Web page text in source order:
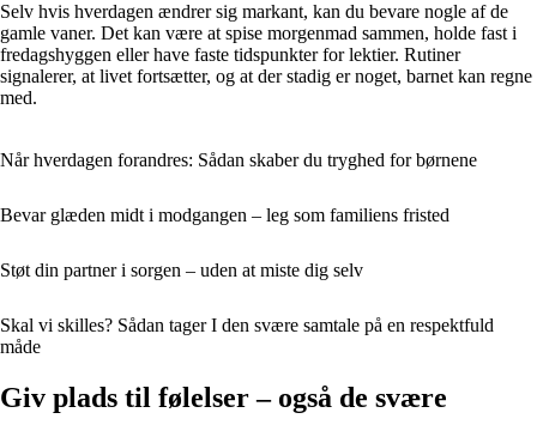
Selv hvis hverdagen ændrer sig markant, kan du bevare nogle af de
gamle vaner. Det kan være at spise morgenmad sammen, holde fast i
fredagshyggen eller have faste tidspunkter for lektier. Rutiner
signalerer, at livet fortsætter, og at der stadig er noget, barnet kan regne
med.
Når hverdagen forandres: Sådan skaber du tryghed for børnene
Bevar glæden midt i modgangen – leg som familiens fristed
Støt din partner i sorgen – uden at miste dig selv
Skal vi skilles? Sådan tager I den svære samtale på en respektfuld
måde
Giv plads til følelser – også de svære